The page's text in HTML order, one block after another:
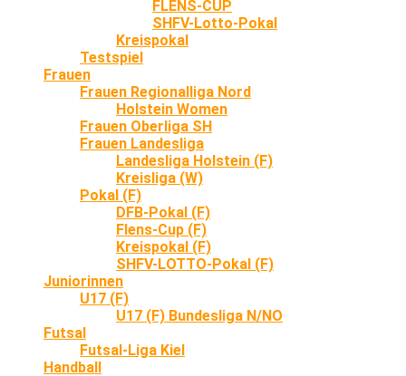
FLENS-CUP
SHFV-Lotto-Pokal
Kreispokal
Testspiel
Frauen
Frauen Regionalliga Nord
Holstein Women
Frauen Oberliga SH
Frauen Landesliga
Landesliga Holstein (F)
Kreisliga (W)
Pokal (F)
DFB-Pokal (F)
Flens-Cup (F)
Kreispokal (F)
SHFV-LOTTO-Pokal (F)
Juniorinnen
U17 (F)
U17 (F) Bundesliga N/NO
Futsal
Futsal-Liga Kiel
Handball